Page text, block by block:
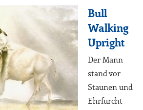
Bull
Walking
Upright
Der Mann
stand vor
Staunen und
Ehrfurcht